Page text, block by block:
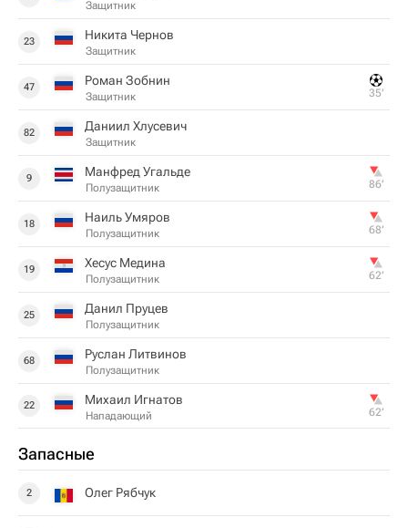
Защитник
23 Никита Чернов
Защитник
47 Роман Зобнин
Защитник 35‎’‎
82 Даниил Хлусевич
Защитник
9 Манфред Угальде
Полузащитник 86‎’‎
18 Наиль Умяров
Полузащитник 68‎’‎
19 Хесус Медина
Полузащитник 62‎’‎
25 Данил Пруцев
Полузащитник
68 Руслан Литвинов
Полузащитник
22 Михаил Игнатов
Нападающий 62‎’‎
Запасные
2 Олег Рябчук